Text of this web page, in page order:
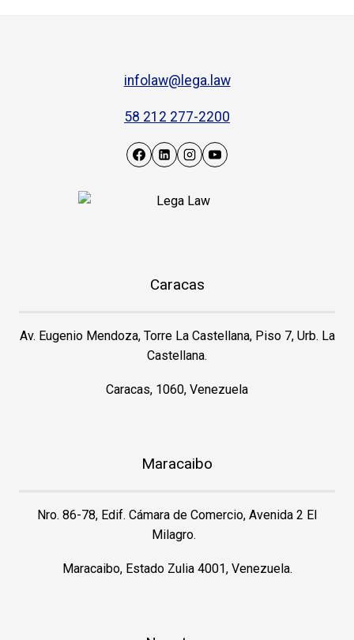
infolaw@lega.law
58 212 277-2200
Caracas
Av. Eugenio Mendoza, Torre La Castellana, Piso 7, Urb. La
Castellana.
Caracas, 1060, Venezuela
Maracaibo
Nro. 86-78, Edif. Cámara de Comercio, Avenida 2 El
Milagro.
Maracaibo, Estado Zulia 4001, Venezuela.